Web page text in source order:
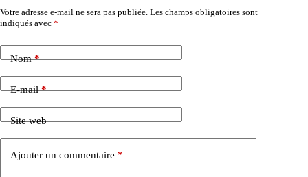
Votre adresse e-mail ne sera pas publiée. Les champs obligatoires sont
indiqués avec *
Nom*
E-mail*
Site web
Ajouter un commentaire *